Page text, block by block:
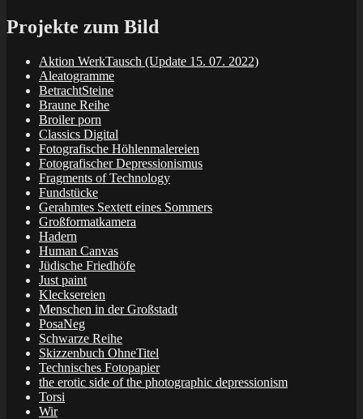
Projekte zum Bild
Aktion WerkTausch (Update 15. 07. 2022)
Aleatogramme
BetrachtSteine
Braune Reihe
Broiler porn
Classics Digital
Fotografische Höhlenmalereien
Fotografischer Depressionismus
Fragments of Technology
Fundstücke
Gerahmtes Sextett eines Sommers
Großformatkamera
Hadern
Human Canvas
Jüdische Friedhöfe
Just paint
Klecksereien
Menschen in der Großstadt
PosaNeg
Schwarze Reihe
Skizzenbuch OhneTitel
Technisches Fotopapier
the erotic side of the photographic depressionism
Torsi
Wir